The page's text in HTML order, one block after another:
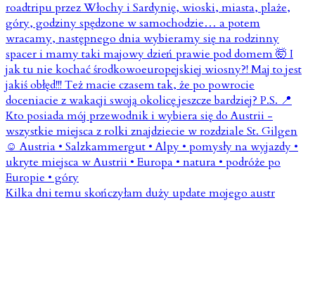
Kilka dni temu skończyłam duży update mojego austr